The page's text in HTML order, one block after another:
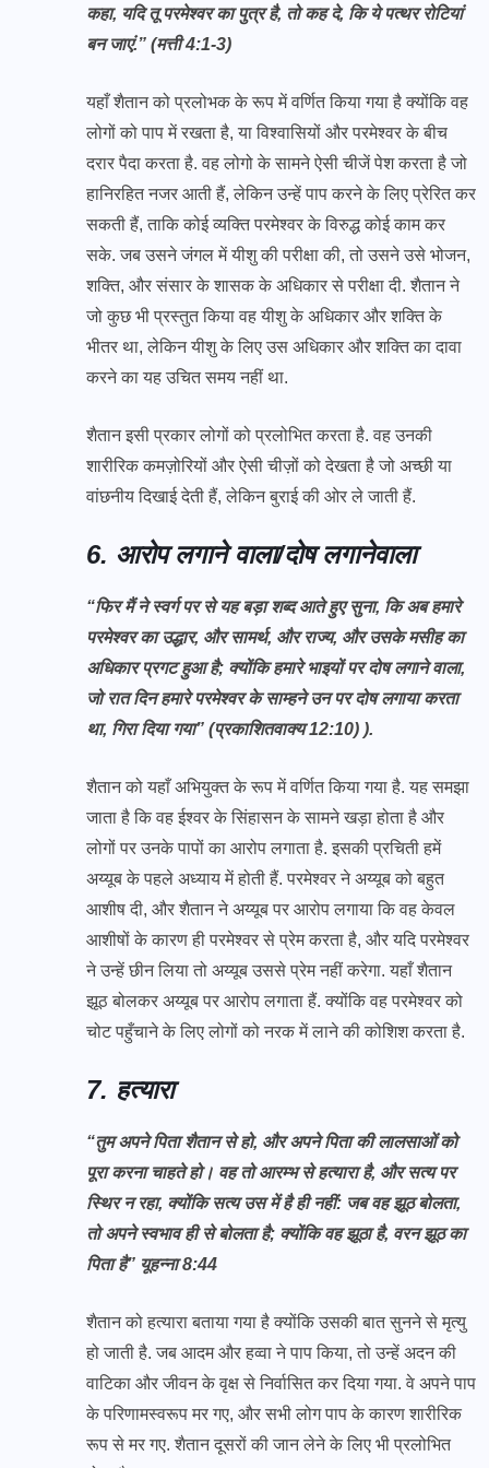
कहा, यदि तू परमेश्वर का पुत्र है, तो कह दे, कि ये पत्थर रोटियां
बन जाएं.” (मत्ती 4:1-3)
यहाँ शैतान को प्रलोभक के रूप में वर्णित किया गया है क्योंकि वह
लोगों को पाप में रखता है, या विश्वासियों और परमेश्वर के बीच
दरार पैदा करता है. वह लोगो के सामने ऐसी चीजें पेश करता है जो
हानिरहित नजर आती हैं, लेकिन उन्हें पाप करने के लिए प्रेरित कर
सकती हैं, ताकि कोई व्यक्ति परमेश्वर के विरुद्ध कोई काम कर
सके. जब उसने जंगल में यीशु की परीक्षा की, तो उसने उसे भोजन,
शक्ति, और संसार के शासक के अधिकार से परीक्षा दी. शैतान ने
जो कुछ भी प्रस्तुत किया वह यीशु के अधिकार और शक्ति के
भीतर था, लेकिन यीशु के लिए उस अधिकार और शक्ति का दावा
करने का यह उचित समय नहीं था.
शैतान इसी प्रकार लोगों को प्रलोभित करता है. वह उनकी
शारीरिक कमज़ोरियों और ऐसी चीज़ों को देखता है जो अच्छी या
वांछनीय दिखाई देती हैं, लेकिन बुराई की ओर ले जाती हैं.
6. आरोप लगाने वाला/दोष लगानेवाला
“फिर मैं ने स्वर्ग पर से यह बड़ा शब्द आते हुए सुना, कि अब हमारे
परमेश्वर का उद्धार, और सामर्थ, और राज्य, और उसके मसीह का
अधिकार प्रगट हुआ है; क्योंकि हमारे भाइयों पर दोष लगाने वाला,
जो रात दिन हमारे परमेश्वर के साम्हने उन पर दोष लगाया करता
था, गिरा दिया गया” (प्रकाशितवाक्य 12:10) ).
शैतान को यहाँ अभियुक्त के रूप में वर्णित किया गया है. यह समझा
जाता है कि वह ईश्वर के सिंहासन के सामने खड़ा होता है और
लोगों पर उनके पापों का आरोप लगाता है. इसकी प्रचिती हमें
अय्यूब के पहले अध्याय में होती हैं. परमेश्वर ने अय्यूब को बहुत
आशीष दी, और शैतान ने अय्यूब पर आरोप लगाया कि वह केवल
आशीषों के कारण ही परमेश्वर से प्रेम करता है, और यदि परमेश्वर
ने उन्हें छीन लिया तो अय्यूब उससे प्रेम नहीं करेगा. यहाँ शैतान
झूठ बोलकर अय्यूब पर आरोप लगाता हैं. क्योंकि वह परमेश्वर को
चोट पहुँचाने के लिए लोगों को नरक में लाने की कोशिश करता है.
7. हत्यारा
“तुम अपने पिता शैतान से हो, और अपने पिता की लालसाओं को
पूरा करना चाहते हो। वह तो आरम्भ से हत्यारा है, और सत्य पर
स्थिर न रहा, क्योंकि सत्य उस में है ही नहीं: जब वह झूठ बोलता,
तो अपने स्वभाव ही से बोलता है; क्योंकि वह झूठा है, वरन झूठ का
पिता है” यूहन्ना 8:44
शैतान को हत्यारा बताया गया है क्योंकि उसकी बात सुनने से मृत्यु
हो जाती है. जब आदम और हव्वा ने पाप किया, तो उन्हें अदन की
वाटिका और जीवन के वृक्ष से निर्वासित कर दिया गया. वे अपने पाप
के परिणामस्वरूप मर गए, और सभी लोग पाप के कारण शारीरिक
रूप से मर गए. शैतान दूसरों की जान लेने के लिए भी प्रलोभित